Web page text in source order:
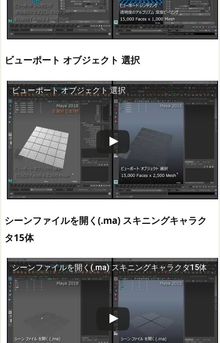
ビューポート オブジェクト 選択
ビューポート オブジェクト 選択
この動画を YouTube で視聴
シーンファイルを開く(.ma) スキニングキャラク
タ15体
シーンファイルを開く(.ma) スキニングキャラクタ15体
この動画を YouTube で視聴